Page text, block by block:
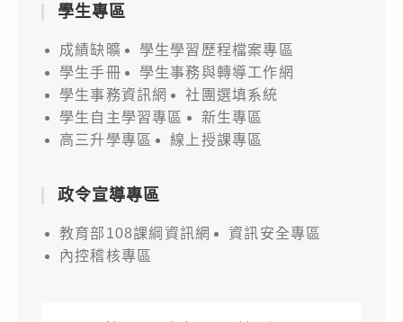
學生專區
成績缺曠
學生學習歷程檔案專區
學生手冊
學生事務與轉導工作網
學生事務資訊網
社團選填系統
學生自主學習專區
新生專區
高三升學專區
線上授課專區
政令宣導專區
教育部108課綱資訊網
資訊安全專區
內控稽核專區